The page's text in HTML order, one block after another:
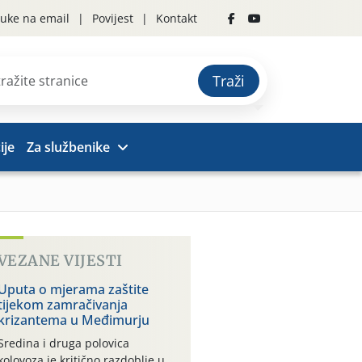
na email Povijest Kontakt
Traži
Za službenike
VIJESTI
o mjerama zaštite
zamračivanja
u Međimurju
i druga polovica